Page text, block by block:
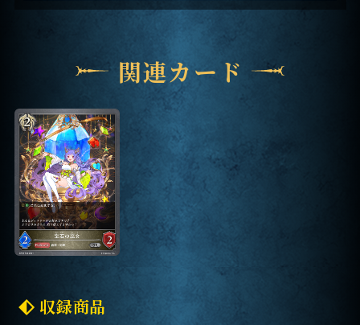
関連カード
収録商品